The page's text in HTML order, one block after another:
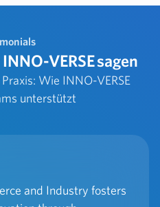
VERSE sagen
Wie INNO-VERSE
unterstützt
and Industry fosters